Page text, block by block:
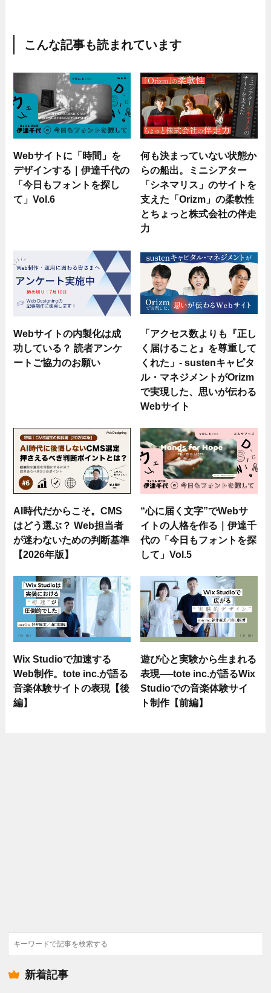
こんな記事も読まれています
Webサイトに「時間」を
デザインする｜伊達千代の
「今日もフォントを探し
て」Vol.6
何も決まっていない状態か
らの船出。ミニシアター
「シネマリス」のサイトを
支えた「Orizm」の柔軟性
とちょっと株式会社の伴走
力
Webサイトの内製化は成
功している？ 読者アンケ
ートご協力のお願い
「アクセス数よりも『正し
く届けること』を尊重して
くれた」- sustenキャピタ
ル・マネジメントがOrizm
で実現した、思いが伝わる
Webサイト
AI時代だからこそ。CMS
はどう選ぶ？ Web担当者
が迷わないための判断基準
【2026年版】
“心に届く文字”でWebサ
イトの人格を作る｜伊達千
代の「今日もフォントを探
して」Vol.5
Wix Studioで加速する
Web制作。tote inc.が語る
音楽体験サイトの表現【後
編】
遊び心と実験から生まれる
表現──tote inc.が語るWix
Studioでの音楽体験サイ
ト制作【前編】
検
索
新着記事